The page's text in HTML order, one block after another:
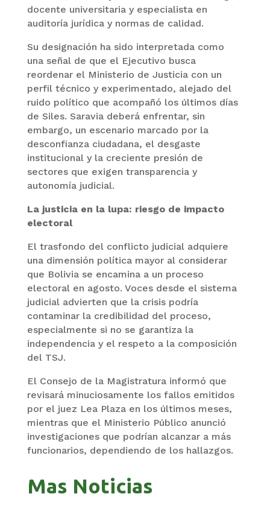
docente universitaria y especialista en
auditoría jurídica y normas de calidad.
Su designación ha sido interpretada como
una señal de que el Ejecutivo busca
reordenar el Ministerio de Justicia con un
perfil técnico y experimentado, alejado del
ruido político que acompañó los últimos días
de Siles. Saravia deberá enfrentar, sin
embargo, un escenario marcado por la
desconfianza ciudadana, el desgaste
institucional y la creciente presión de
sectores que exigen transparencia y
autonomía judicial.
La justicia en la lupa: riesgo de impacto
electoral
El trasfondo del conflicto judicial adquiere
una dimensión política mayor al considerar
que Bolivia se encamina a un proceso
electoral en agosto. Voces desde el sistema
judicial advierten que la crisis podría
contaminar la credibilidad del proceso,
especialmente si no se garantiza la
independencia y el respeto a la composición
del TSJ.
El Consejo de la Magistratura informó que
revisará minuciosamente los fallos emitidos
por el juez Lea Plaza en los últimos meses,
mientras que el Ministerio Público anunció
investigaciones que podrían alcanzar a más
funcionarios, dependiendo de los hallazgos.
Mas Noticias